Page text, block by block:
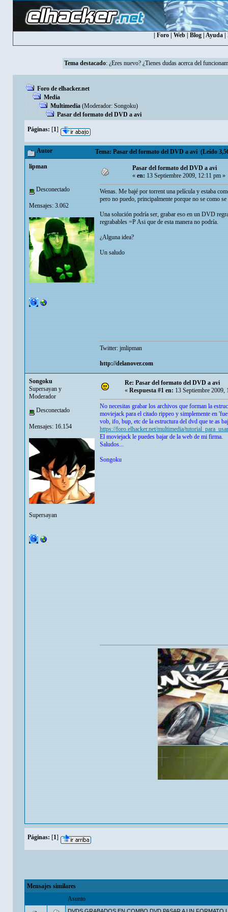
Foro| Web| Blog| Ayuda|
Tema destacado: ¿Eres nuevo? ¿Tienes dudas acerca del
Foro de elhacker.net
Media
Multimedia (Moderador: Songoku)
Pasar del formato del DVD a avi
Páginas: [1]
Autor Tema: Pasar del formato del DVD a avi (Leído
‭lipman
Desconectado
Mensajes: 3.062
Pasar del formato del DVD a avi
«en:13 Septiembre 2009, 12:11 pm »
Wenas. Me bajé por torrent una película y estaba
pero no puedo, principalmente porque no se como
Una solución podría ser, grabar eso en un DVD
regrabables =P Asi que de esta manera no podría.
¿Alguna idea?
Un saludo
Twitter:jmlipman
http://delanover.com
Songoku
Supersayan y
Moderador
Desconectado
Mensajes: 16.154
Supersayan
Re: Pasar del formato del DVD a avi
« Respuesta #1 en: 13 Septiembre 2009,
No necesitas grabar los archivos que forman la
moviejack para el citado rippeo y simplemente en
vob, ifo, bup, etc de la estructura del dvd que te as
https://foro.elhacker.net/multimedia/
El moviejack le puedes bajar de la web de mi firma.
Saludos...
Songoku
Páginas: [1]
Mensajes similares
Asunto